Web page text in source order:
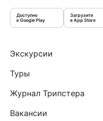
Доступно
в Google Play
Загрузите
в App Store
Экскурсии
Туры
Журнал Трипстера
Вакансии